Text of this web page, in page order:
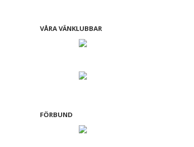
VÅRA VÄNKLUBBAR
FÖRBUND